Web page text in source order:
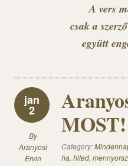
A vers
csak a
együtt
jan
2
By
Aranyosi
Ervin
MOST!
Category:
ha, hited,